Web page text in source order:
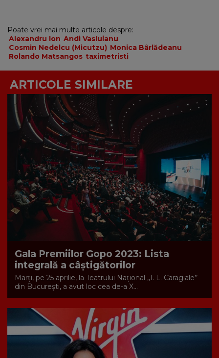
Poate vrei mai multe articole despre:
Alexandru Ion Andi Vasluianu
Cosmin Nedelcu (Micutzu) Monica Bârlădeanu
Rolando Matsangos taximetristi
ARTICOLE SIMILARE
Gala Premiilor Gopo 2023: Lista
integrală a câștigătorilor
Marți, pe 25 aprilie, la Teatrului Național ,,I. L. Caragiale’’
din București, a avut loc cea de-a X...